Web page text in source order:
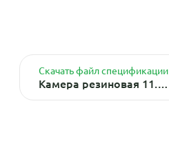
Скачать файл спецификации
Камера резиновая 11.2/12.4-52 Nexen TR218A